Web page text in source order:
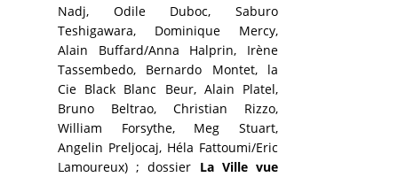
Nadj, Odile Duboc, Saburo
Teshigawara, Dominique Mercy,
Alain Buffard/Anna Halprin, Irène
Tassembedo, Bernardo Montet, la
Cie Black Blanc Beur, Alain Platel,
Bruno Beltrao, Christian Rizzo,
William Forsythe, Meg Stuart,
Angelin Preljocaj, Héla Fattoumi/Eric
Lamoureux) ; dossier La Ville vue